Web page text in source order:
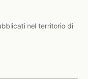
nel territorio di